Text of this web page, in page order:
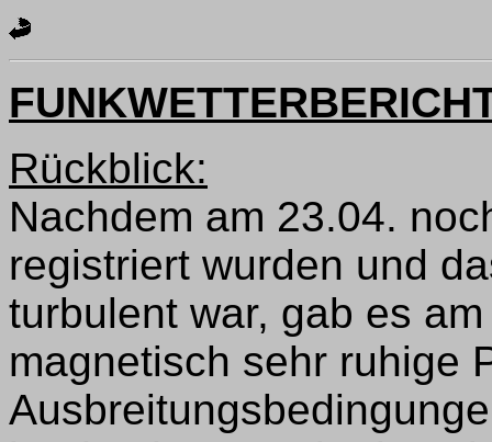
Rückblick:
Nachdem am 23.04.
registriert wurden und
turbulent war, gab es
magnetisch sehr ruhige